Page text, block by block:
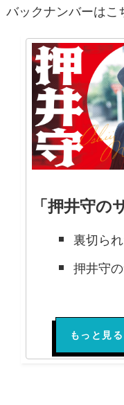
バックナンバーはこ
もっと見る